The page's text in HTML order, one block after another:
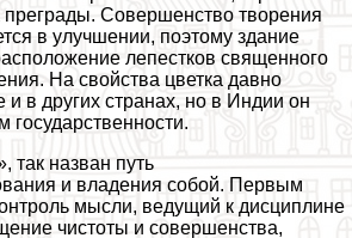
Совершенство творения
в улучшении, поэтому здание
лепестков священного
На свойства цветка давно
в других странах, но в Индии он
государственности.
так назван путь
и владения собой. Первым
мысли, ведущий к дисциплине
чистоты и совершенства,